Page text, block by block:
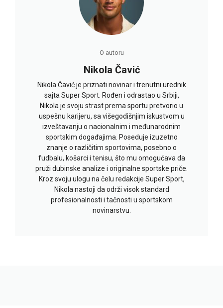
O autoru
Nikola Čavić
Nikola Čavić je priznati novinar i trenutni urednik
sajta Super Sport. Rođen i odrastao u Srbiji,
Nikola je svoju strast prema sportu pretvorio u
uspešnu karijeru, sa višegodišnjim iskustvom u
izveštavanju o nacionalnim i međunarodnim
sportskim događajima. Poseduje izuzetno
znanje o različitim sportovima, posebno o
fudbalu, košarci i tenisu, što mu omogućava da
pruži dubinske analize i originalne sportske priče.
Kroz svoju ulogu na čelu redakcije Super Sport,
Nikola nastoji da održi visok standard
profesionalnosti i tačnosti u sportskom
novinarstvu.